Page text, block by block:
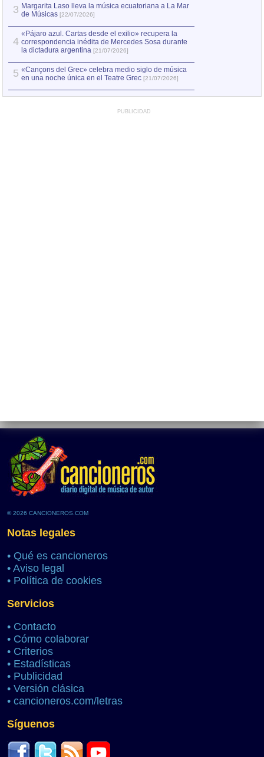
3 Margarita Laso lleva la música ecuatoriana a La Mar
de Músicas [22/07/2026]
4
«Pájaro azul. Cartas desde el exilio» recupera la
correspondencia inédita de Mercedes Sosa durante
la dictadura argentina [21/07/2026]
5 «Cançons del Grec» celebra medio siglo de música
en una noche única en el Teatre Grec [21/07/2026]
PUBLICIDAD
© 2026 CANCIONEROS.COM
Notas legales
• Qué es cancioneros
• Aviso legal
• Política de cookies
Servicios
• Contacto
• Cómo colaborar
• Criterios
• Estadísticas
• Publicidad
• Versión clásica
• cancioneros.com/letras
Síguenos